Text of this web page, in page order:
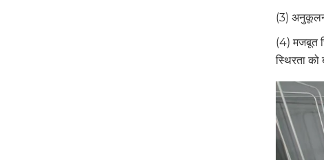
(3) अनुकूलन
(4) मजबूत
स्थिरता को